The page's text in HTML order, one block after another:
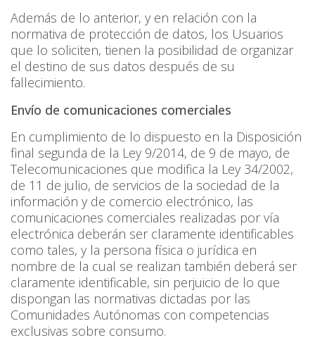
Además de lo anterior, y en relación con la
normativa de protección de datos, los Usuarios
que lo soliciten, tienen la posibilidad de organizar
el destino de sus datos después de su
fallecimiento.
Envío de comunicaciones comerciales
En cumplimiento de lo dispuesto en la Disposición
final segunda de la Ley 9/2014, de 9 de mayo, de
Telecomunicaciones que modifica la Ley 34/2002,
de 11 de julio, de servicios de la sociedad de la
información y de comercio electrónico, las
comunicaciones comerciales realizadas por vía
electrónica deberán ser claramente identificables
como tales, y la persona física o jurídica en
nombre de la cual se realizan también deberá ser
claramente identificable, sin perjuicio de lo que
dispongan las normativas dictadas por las
Comunidades Autónomas con competencias
exclusivas sobre consumo.